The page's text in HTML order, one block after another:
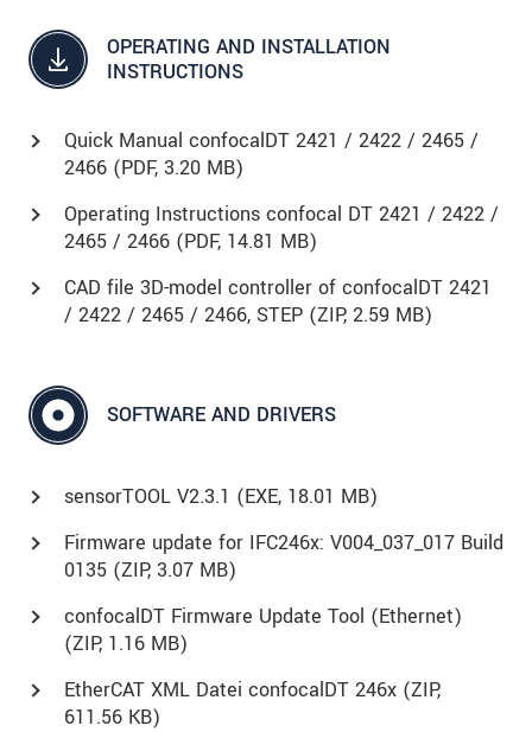
OPERATING AND INSTALLATION
INSTRUCTIONS
Quick Manual confocalDT 2421 / 2422 / 2465 /
2466 (PDF, 3.20 MB)
Operating Instructions confocal DT 2421 / 2422 /
2465 / 2466 (PDF, 14.81 MB)
CAD file 3D-model controller of confocalDT 2421
/ 2422 / 2465 / 2466, STEP (ZIP, 2.59 MB)
SOFTWARE AND DRIVERS
sensorTOOL V2.3.1 (EXE, 18.01 MB)
Firmware update for IFC246x: V004_037_017 Build
0135 (ZIP, 3.07 MB)
confocalDT Firmware Update Tool (Ethernet)
(ZIP, 1.16 MB)
EtherCAT XML Datei confocalDT 246x (ZIP,
611.56 KB)